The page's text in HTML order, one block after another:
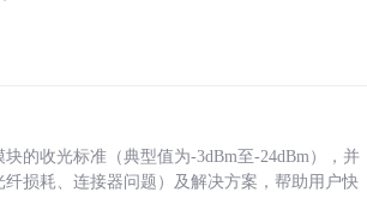
的收光标准（典型值为-3dBm至-24dBm），并
损耗、连接器问题）及解决方案，帮助用户快